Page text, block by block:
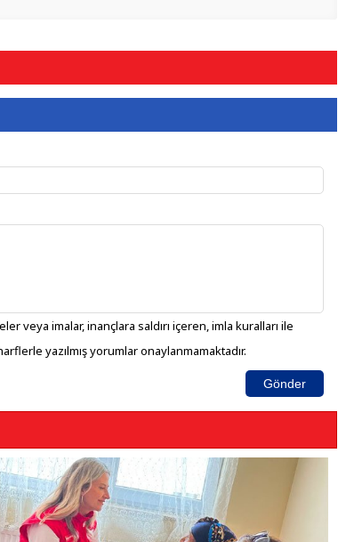
veya imalar, inançlara saldırı içeren, imla kuralları ile
yazılmış yorumlar onaylanmamaktadır.
Gönder